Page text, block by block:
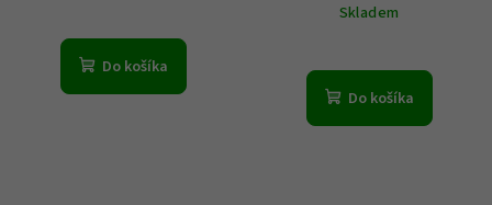
Do košíka
Skladem
Do košíka